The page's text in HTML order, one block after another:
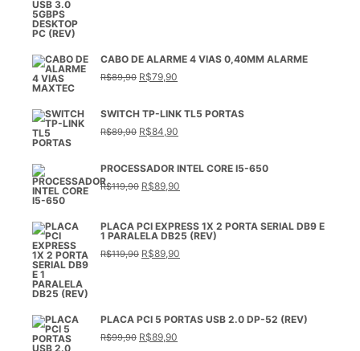
CABO DE ALARME 4 VIAS 0,40MM ALARME
R$89,90 O
preço
R$89,90.
R$79,90
preço
R$79,90.
SWITCH TP-LINK TL5 PORTAS
R$89,90 O
preço
R$89,90.
R$84,90
preço
R$84,90.
PROCESSADOR INTEL CORE I5-650
R$119,90 O
preço
R$119,90.
R$89,90
preço
R$89,90.
PLACA PCI EXPRESS 1X 2 PORTA SERIAL DB9 E
1 PARALELA DB25 (REV)
R$119,90 O
preço
R$89,90
preço
PLACA PCI 5 PORTAS USB 2.0 DP-52 (REV)
R$99,90 O
preço
R$89,90
preço